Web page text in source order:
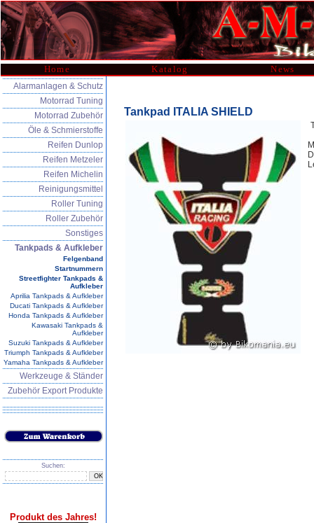
Home Katalog News
Alarmanlagen & Schutz
Motorrad Tuning
Motorrad Zubehör
Öle & Schmierstoffe
Reifen Dunlop
Reifen Metzeler
Reifen Michelin
Reinigungsmittel
Roller Tuning
Roller Zubehör
Sonstiges
Tankpads & Aufkleber
Felgenband
Startnummern
Streetfighter Tankpads &
Aufkleber
Aprilia Tankpads & Aufkleber
Ducati Tankpads & Aufkleber
Honda Tankpads & Aufkleber
Kawasaki Tankpads &
Aufkleber
Suzuki Tankpads & Aufkleber
Triumph Tankpads & Aufkleber
Yamaha Tankpads & Aufkleber
Werkzeuge & Ständer
Zubehör Export Produkte
Suchen:
Produkt des Jahres!
Tankpad ITALIA SHIELD